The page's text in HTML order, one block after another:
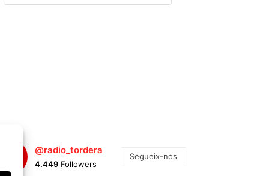
@radio_tordera
4.449 Followers
Segueix-nos